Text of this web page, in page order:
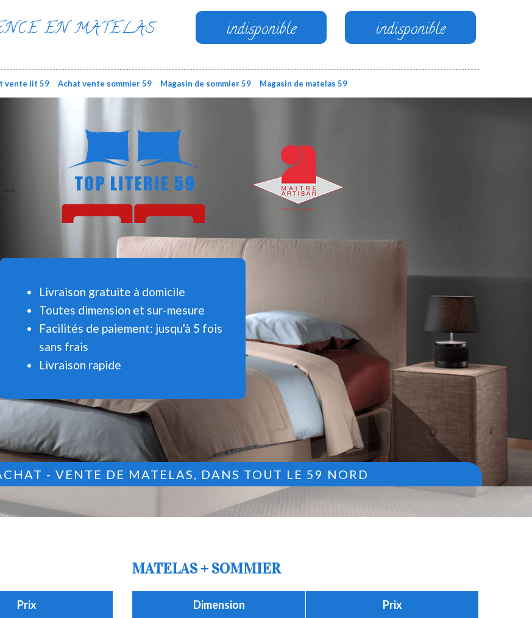
EN MATELAS indisponible indisponible
vente lit 59 Achat vente sommier 59 Magasin de sommier 59 Magasin de matelas 59
Livraison gratuite à domicile
Toutes dimension et sur-mesure
Facilités de paiement: jusqu'à 5 fois
sans frais
Livraison rapide
- VENTE DE MATELAS, DANS TOUT LE 59 NORD
Prix
MATELAS + SOMMIER
Dimension Prix